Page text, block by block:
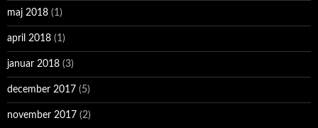
maj 2018 (1)
april 2018 (1)
januar 2018 (3)
december 2017 (5)
november 2017 (2)